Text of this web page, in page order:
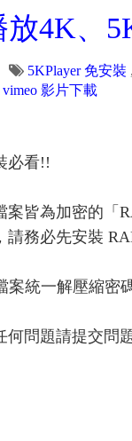
放4K、
5KPlayer 免安裝 ,
vimeo 影片下載
必看!!
案皆為加密的「
務必先安裝
統一解壓縮密
問題請提交問